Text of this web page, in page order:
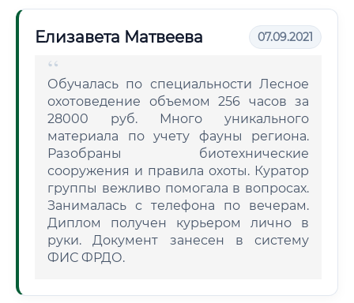
Елизавета Матвеева 07.09.2021
Обучалась по специальности Лесное
охотоведение объемом 256 часов за
28000 руб. Много уникального
материала по учету фауны региона.
Разобраны биотехнические
сооружения и правила охоты. Куратор
группы вежливо помогала в вопросах.
Занималась с телефона по вечерам.
Диплом получен курьером лично в
руки. Документ занесен в систему
ФИС ФРДО.